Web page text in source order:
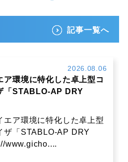
記事一覧へ
2026.08.06
ア環境に特化した卓上型コ
「STABLO-AP DRY
エア環境に特化した卓上型
ザ「STABLO-AP DRY
www.gicho....